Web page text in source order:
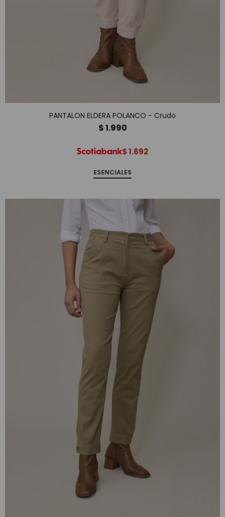
PANTALON ELDERA POLANCO - Crudo
$1.990
$1.692
ESENCIALES